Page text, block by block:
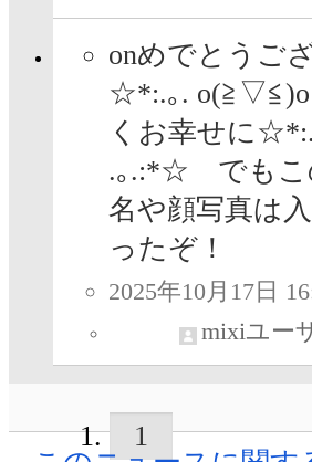
onめでとうご
☆*:.｡.
くお幸せに
.｡.:*☆ でもこ
名や顔写真は
ったぞ！
2025年10月17日
mixiユー
1